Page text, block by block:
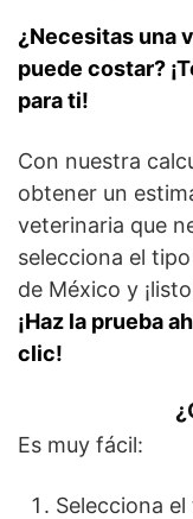
¿Necesitas una
puede costar?
para ti!
Con nuestra
obtener un
veterinaria que
selecciona el
de México y
¡Haz la prueba
clic!
Es muy fácil:
Selecciona